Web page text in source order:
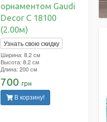
орнаментом Gaudi
Decor C 18100
(2.00м)
Узнать свою скидку
Ширина: 8.2 см
Высота: 8.2 см
Длина: 200 см
700 грн
В корзину!